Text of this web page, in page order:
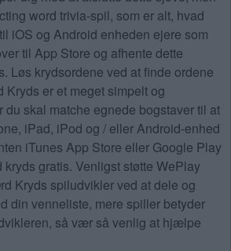
word trivia-spil, som er alt, hvad
iOS og Android enheden ejere som
til App Store og afhente dette
Løs krydsordene ved at finde ordene
Kryds er et meget simpelt og
du skal matche egnede bogstaver til at
iPad, iPod og / eller Android-enhed
iTunes App Store eller Google Play
kryds gratis. Venligst støtte WePlay
Kryds spiludvikler ved at dele og
din venneliste, mere spiller betyder
så vær så venlig at hjælpe